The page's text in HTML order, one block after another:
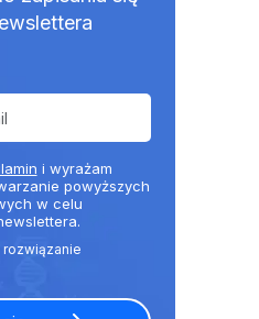
i wyrażam
powyższych
w celu